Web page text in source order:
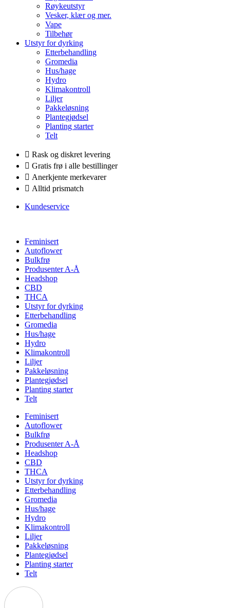
Røykeutstyr
Vesker, klær og mer.
Vape
Tilbehør
Utstyr for dyrking
Etterbehandling
Gromedia
Hus/hage
Hydro
Klimakontroll
Liljer
Pakkeløsning
Plantegjødsel
Planting starter
Telt
Rask og diskret levering
Gratis frø i alle bestillinger
Anerkjente merkevarer
Alltid prismatch
Kundeservice
Feminisert
Autoflower
Bulkfrø
Produsenter A-Å
Headshop
CBD
THCA
Utstyr for dyrking
Etterbehandling
Gromedia
Hus/hage
Hydro
Klimakontroll
Liljer
Pakkeløsning
Plantegjødsel
Planting starter
Telt
Feminisert
Autoflower
Bulkfrø
Produsenter A-Å
Headshop
CBD
THCA
Utstyr for dyrking
Etterbehandling
Gromedia
Hus/hage
Hydro
Klimakontroll
Liljer
Pakkeløsning
Plantegjødsel
Planting starter
Telt